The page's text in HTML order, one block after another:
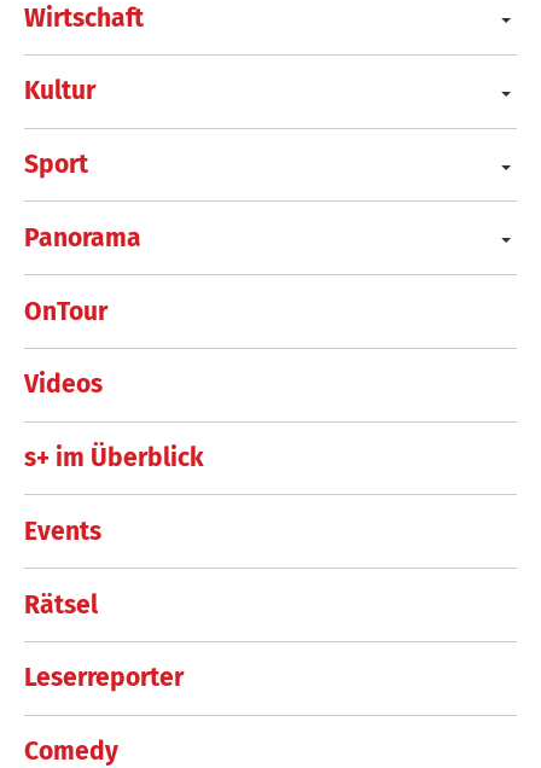
Wirtschaft
Kultur
Sport
Panorama
OnTour
Videos
s+ im Überblick
Events
Rätsel
Leserreporter
Comedy